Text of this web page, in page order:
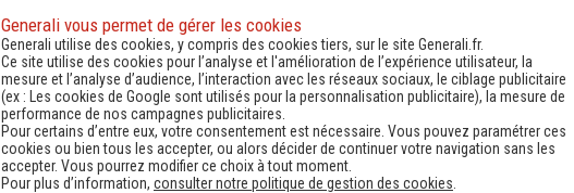
Découvrir
Generali vous permet de gérer les cookies
Generali utilise des cookies, y compris des cookies tiers, sur le site Generali.fr.
Ce site utilise des cookies pour l’analyse et l'amélioration de l’expérience utilisateur, la
mesure et l’analyse d’audience, l’interaction avec les réseaux sociaux, le ciblage publicitaire
(ex :
Les cookies de Google sont utilisés pour la personnalisation publicitaire), la mesure de
performance de nos campagnes publicitaires.
Pour certains d’entre eux, votre consentement est nécessaire. Vous pouvez paramétrer ces
cookies ou bien tous les accepter, ou alors décider de continuer votre navigation sans les
accepter. Vous pourrez modifier ce choix à tout moment.
Pour plus d’information, consulter notre politique de gestion des cookies